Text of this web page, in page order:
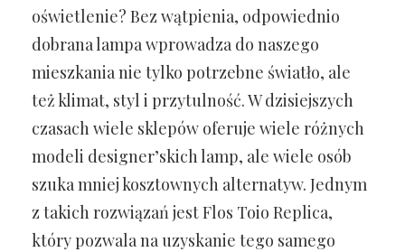
oświetlenie? Bez wątpienia, odpowiednio
dobrana lampa wprowadza do naszego
mieszkania nie tylko potrzebne światło, ale
też klimat, styl i przytulność. W dzisiejszych
czasach wiele sklepów oferuje wiele różnych
modeli designer’skich lamp, ale wiele osób
szuka mniej kosztownych alternatyw. Jednym
z takich rozwiązań jest Flos Toio Replica,
który pozwala na uzyskanie tego samego